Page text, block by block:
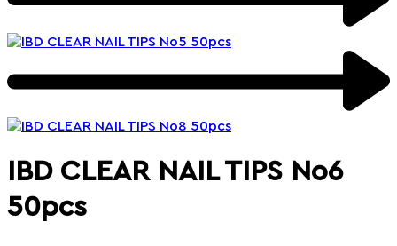
IBD CLEAR NAIL TIPS No6
50pcs